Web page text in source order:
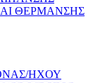
ΘΕΡΜΑΝΣΗΣ
ΗΧΟΥ